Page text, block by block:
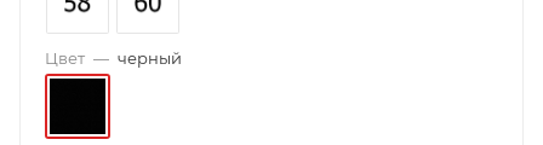
Цвет — черный